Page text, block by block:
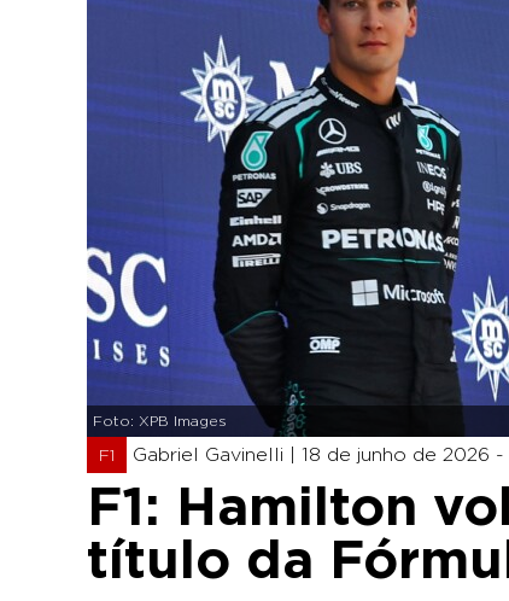
Foto: XPB Images
F1 Gabriel Gavinelli | 18 de junho de 2026
F1: Hamilton
título da